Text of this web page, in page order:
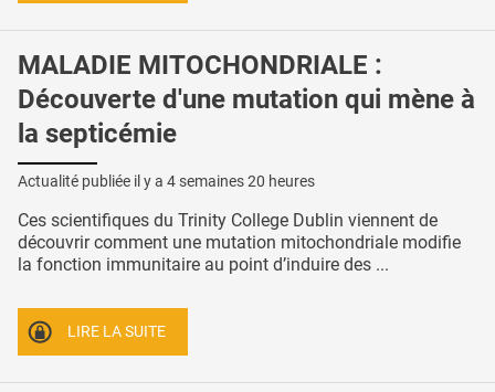
MALADIE MITOCHONDRIALE :
Découverte d'une mutation qui mène à
la septicémie
Actualité publiée il y a 4 semaines 20 heures
Ces scientifiques du Trinity College Dublin viennent de
découvrir comment une mutation mitochondriale modifie
la fonction immunitaire au point d’induire des ...
LIRE LA SUITE